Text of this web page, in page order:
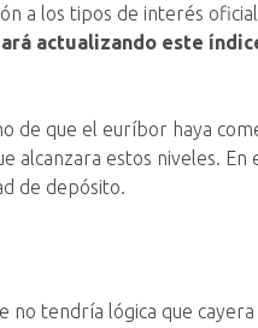
a los tipos de interés
actualizando este
de que el euríbor haya
alcanzara estos niveles.
de depósito.
tendría lógica que cayera